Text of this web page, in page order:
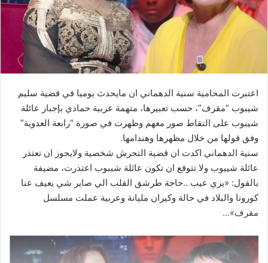
اعتبرت المحامية سنية الدهماني ان مايحدث يوميا في قضية سليم
شيبوب “مقرف”، حسب تعبيرها، متهمة عربية حمادي بإجبار عائلة
شيبوب على التقاط صور معهم وظهرت في صورة “رابعة العدوية”
وفق قولها من خلال مظهرها وهندامها.
سنية الدهماني اكدت ان قضية التحرش شخصية ولايجوز ان تعتذر
عائلة شييوب ولا تتوقع ان تكون عائلة شيبوب اعتذرت، مضيفة
بالقول: «يزي عيب ..حاجة طرشق القلب الي صاير شي يعيف عنا
كورونا والبلاد في حالة وكيران مليانة وعربية عملت مسلسل
مقرف»…